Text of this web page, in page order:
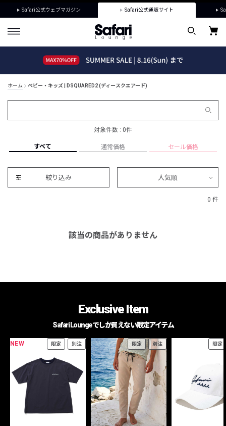
Safari公式ウェブマガジン Safari公式通販サイト
ホーム ベビー・キッズ | DSQUARED2 (ディースクエアード)
対象件数 : 0件
すべて 通常価格 セール価格
絞り込み 人気順
0 件
該当の商品がありません
Exclusive Item
Safari Loungeでしか買えない限定アイテム
NEW 限定 別注 限定 別注 限定